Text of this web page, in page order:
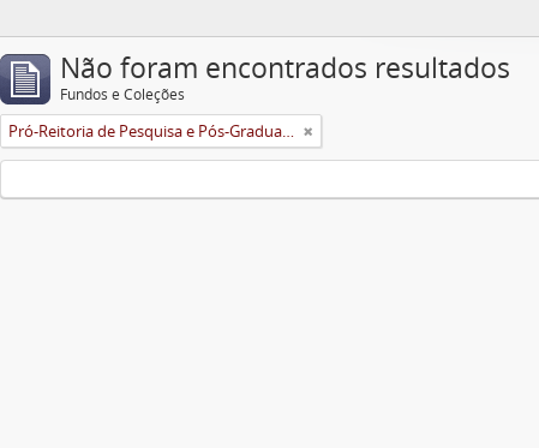
Não foram encontrados resultados
Fundos e Coleções
Pró-Reitoria de Pesquisa e Pós-Graduação